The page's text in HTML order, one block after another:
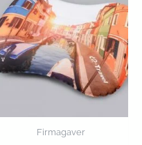
Firmagaver